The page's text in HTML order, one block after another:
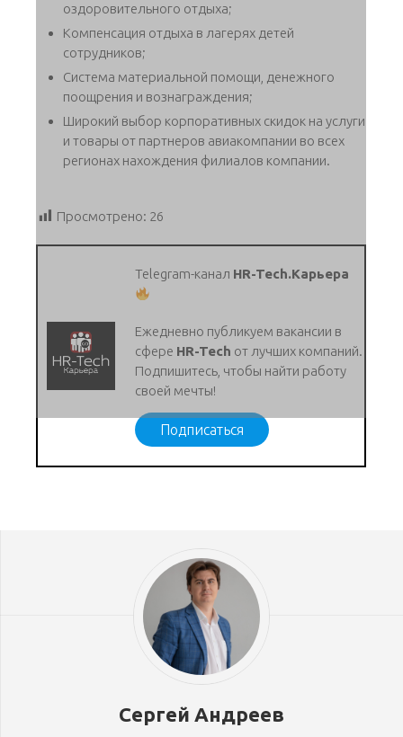
оздоровительного отдыха;
Компенсация отдыха в лагерях детей
сотрудников;
Система материальной помощи, денежного
поощрения и вознаграждения;
Широкий выбор корпоративных скидок на услуги
и товары от партнеров авиакомпании во всех
регионах нахождения филиалов компании.
Просмотрено: 26
Telegram-канал HR-Tech.Карьера
Ежедневно публикуем вакансии в
сфере HR-Tech от лучших компаний.
Подпишитесь, чтобы найти работу
своей мечты!
Подписаться
Сергей Андреев